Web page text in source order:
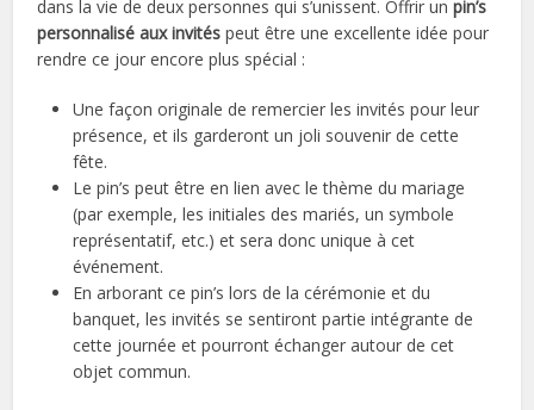
dans la vie de deux personnes qui s’unissent. Offrir unpin’s
personnalisé aux invités peut être une excellente idée pour
rendre ce jour encore plus spécial :
Une façon originale de remercier les invités pour leur
présence, et ils garderont un joli souvenir de cette
fête.
Le pin’s peut être en lien avec le thème du mariage
(par exemple, les initiales des mariés, un symbole
représentatif, etc.) et sera donc unique à cet
événement.
En arborant ce pin’s lors de la cérémonie et du
banquet, les invités se sentiront partie intégrante de
cette journée et pourront échanger autour de cet
objet commun.